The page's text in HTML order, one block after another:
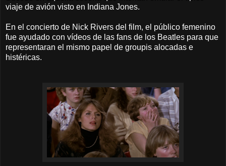
viaje de avión visto en Indiana Jones.
En el concierto de Nick Rivers del film, el público femenino
fue ayudado con vídeos de las fans de los Beatles para que
representaran el mismo papel de groupis alocadas e
histéricas.